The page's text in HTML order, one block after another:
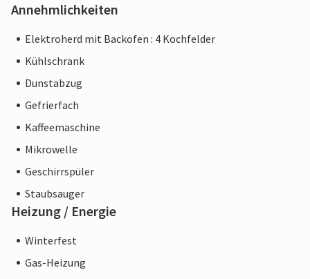
Annehmlichkeiten
Elektroherd mit Backofen : 4 Kochfelder
Kühlschrank
Dunstabzug
Gefrierfach
Kaffeemaschine
Mikrowelle
Geschirrspüler
Staubsauger
Heizung / Energie
Winterfest
Gas-Heizung